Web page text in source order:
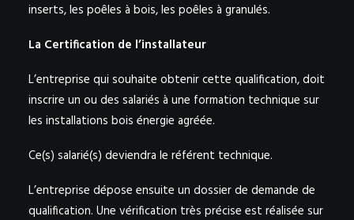
inserts, les poêles à bois, les poêles à granulés.
La Certification de l’installateur
L’entreprise qui souhaite obtenir cette qualification, doit
inscrire un ou des salariés à une formation technique sur
les installations bois énergie agréée.
Ce(s) salarié(s) deviendra le référent technique.
L’entreprise dépose ensuite un dossier de demande de
qualification. Une vérification très précise est réalisée sur